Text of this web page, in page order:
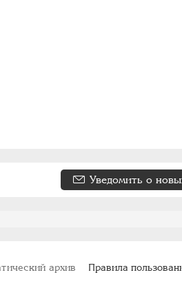
Уведомить о
архив
Правила